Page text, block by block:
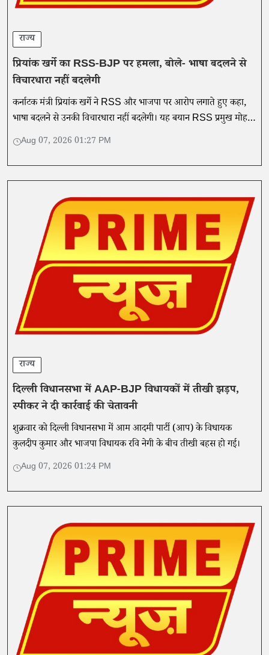
राज्य
प्रियांक खर्गे का RSS-BJP पर हमला, बोले- भाषा बदलने से
विचारधारा नहीं बदलेगी
कर्नाटक मंत्री प्रियांक खर्गे ने RSS और भाजपा पर आरोप लगाते हुए कहा,
भाषा बदलने से उनकी विचारधारा नहीं बदलेगी। यह बयान RSS प्रमुख मोहन
भागवत के आरक्षण और युवाओं से संवाद के बाद आया है।
Aug 07, 2026 01:27 PM
राज्य
दिल्ली विधानसभा में AAP-BJP विधायकों में तीखी झड़प,
स्पीकर ने दी कार्रवाई की चेतावनी
शुक्रवार को दिल्ली विधानसभा में आम आदमी पार्टी (आप) के विधायक
कुलदीप कुमार और भाजपा विधायक रवि नेगी के बीच तीखी बहस हो गई।
Aug 07, 2026 01:24 PM